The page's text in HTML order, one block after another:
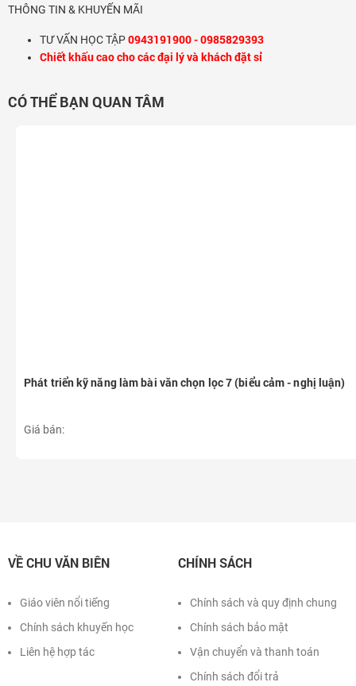
THÔNG TIN & KHUYẾN MÃI
TƯ VẤN HỌC TẬP0943191900 - 0985829393
Chiết khấu cao cho các đại lý và khách đặt sỉ
CÓ THỂ BẠN QUAN TÂM
Phát triển kỹ năng làm bài văn chọn lọc 7 (biểu cảm - nghị luận)
Giá bán:
VỀ CHU VĂN BIÊN
Giáo viên nổi tiếng
Chính sách khuyến học
Liên hệ hợp tác
CHÍNH SÁCH
Chính sách và quy định chung
Chính sách bảo mật
Vận chuyển và thanh toán
Chính sách đổi trả